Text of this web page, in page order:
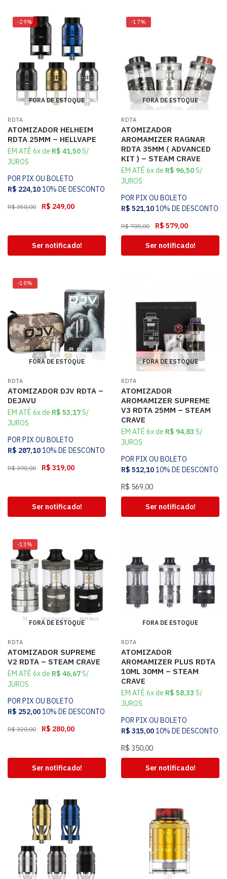
-29%
FORA DE ESTOQUE
RDTA
ATOMIZADOR HELHEIM
RDTA 25MM – HELLVAPE
EM ATÉ 6x de R$ 41,50S/
JUROS
POR PIX OU BOLETO
R$ 224,1010% DE DESCONTO
R$350,00 R$ 249,00
Ser notificado!
-17%
FORA DE ESTOQUE
RDTA
ATOMIZADOR
AROMAMIZER RAGNAR
RDTA 35MM ( ADVANCED
KIT ) – STEAM CRAVE
EM ATÉ 6x de R$ 96,50S/
JUROS
POR PIX OU BOLETO
R$ 521,1010% DE DESCONTO
R$700,00 R$ 579,00
Ser notificado!
-18%
FORA DE ESTOQUE
RDTA
ATOMIZADOR DJV RDTA –
DEJAVU
EM ATÉ 6x de R$ 53,17S/
JUROS
POR PIX OU BOLETO
R$ 287,1010% DE DESCONTO
R$390,00 R$ 319,00
Ser notificado!
FORA DE ESTOQUE
RDTA
ATOMIZADOR
AROMAMIZER SUPREME
V3 RDTA 25MM – STEAM
CRAVE
EM ATÉ 6x de R$ 94,83 S/
JUROS
POR PIX OU BOLETO
R$ 512,1010% DE DESCONTO
R$ 569,00
Ser notificado!
-13%
FORA DE ESTOQUE
RDTA
ATOMIZADOR SUPREME
V2 RDTA – STEAM CRAVE
EM ATÉ 6x de R$ 46,67S/
JUROS
POR PIX OU BOLETO
R$ 252,0010% DE DESCONTO
R$320,00 R$ 280,00
Ser notificado!
FORA DE ESTOQUE
RDTA
ATOMIZADOR
AROMAMIZER PLUS RDTA
10ML 30MM – STEAM
CRAVE
EM ATÉ 6x de R$ 58,33 S/
JUROS
POR PIX OU BOLETO
R$ 315,0010% DE DESCONTO
R$ 350,00
Ser notificado!